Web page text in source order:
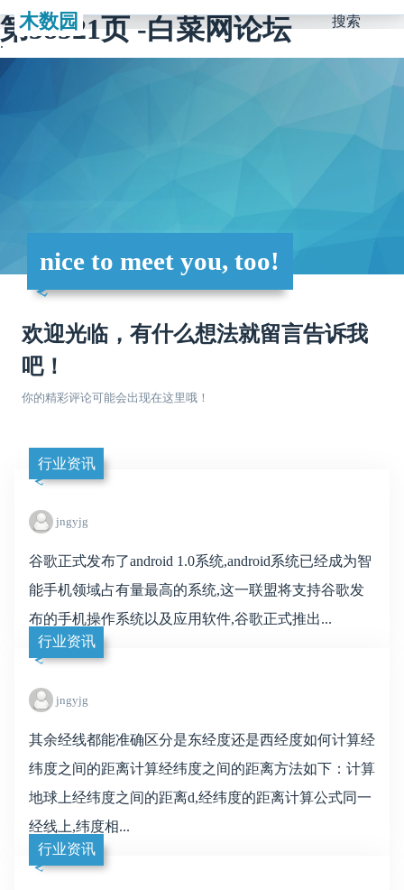
第38521页 -白菜网论坛
木数园 搜索
nice to meet you, too!
欢迎光临，有什么想法就留言告诉我
吧！
你的精彩评论可能会出现在这里哦！
行业资讯
jngyjg
谷歌正式发布了android 1.0系统,android系统已经成为智
能手机领域占有量最高的系统,这一联盟将支持谷歌发
布的手机操作系统以及应用软件,谷歌正式推出...
行业资讯
jngyjg
其余经线都能准确区分是东经度还是西经度如何计算经
纬度之间的距离计算经纬度之间的距离方法如下：计算
地球上经纬度之间的距离d,经纬度的距离计算公式同一
经线上,纬度相...
行业资讯